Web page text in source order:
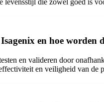
en hoe worden
en valideren door
en veiligheid van de